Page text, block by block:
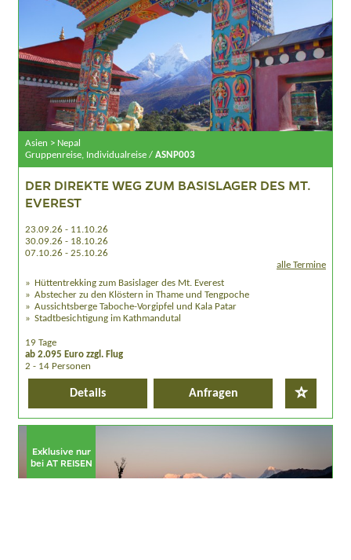
Asien > Nepal
Gruppenreise, Individualreise / ASNP003
DER DIREKTE WEG ZUM BASISLAGER DES MT.
EVEREST
23.09.26 - 11.10.26
30.09.26 - 18.10.26
07.10.26 - 25.10.26
alle Termine
Hüttentrekking zum Basislager des Mt. Everest
Abstecher zu den Klöstern in Thame und Tengpoche
Aussichtsberge Taboche-Vorgipfel und Kala Patar
Stadtbesichtigung im Kathmandutal
19 Tage
ab 2.095 Euro zzgl. Flug
2 - 14 Personen
Details Anfragen
Exklusive nur
bei AT REISEN